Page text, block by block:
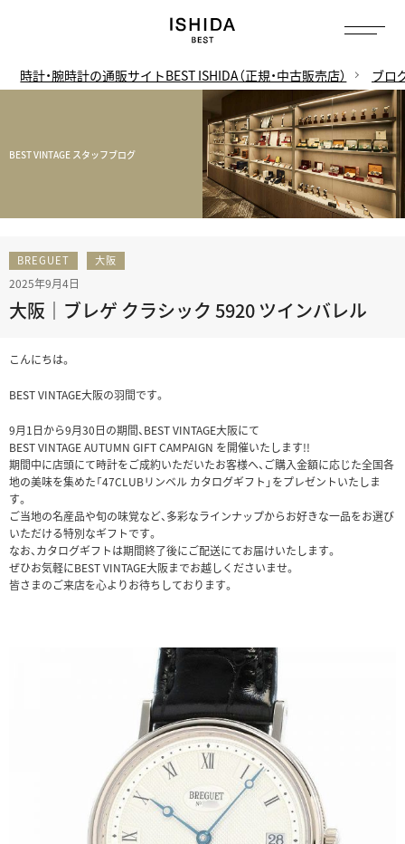
時計・腕時計の通販サイトBEST ISHIDA（正規・中古販売店） ブロ
BEST VINTAGE スタッフブログ
BREGUET 大阪
2025年9月4日
大阪｜ブレゲ クラシック 5920 ツインバレル
こんにちは。
BEST VINTAGE大阪の羽間です。
9月1日から9月30日の期間、BEST VINTAGE大阪にて
BEST VINTAGE AUTUMN GIFT CAMPAIGN を開催いたします!!
期間中に店頭にて時計をご成約いただいたお客様へ、ご購入金額に応じた全国各
地の美味を集めた「47CLUBリンベル カタログギフト」をプレゼントいたしま
す。
ご当地の名産品や旬の味覚など、多彩なラインナップからお好きな一品をお選び
いただける特別なギフトです。
なお、カタログギフトは期間終了後にご配送にてお届けいたします。
ぜひお気軽にBEST VINTAGE大阪までお越しくださいませ。
皆さまのご来店を心よりお待ちしております。